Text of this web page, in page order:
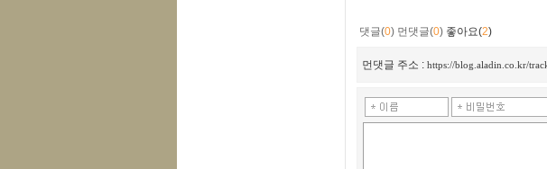
댓글(0) 먼댓글(0) 좋아요(2)
먼댓글 주소 : https://blog.aladin.co.kr/